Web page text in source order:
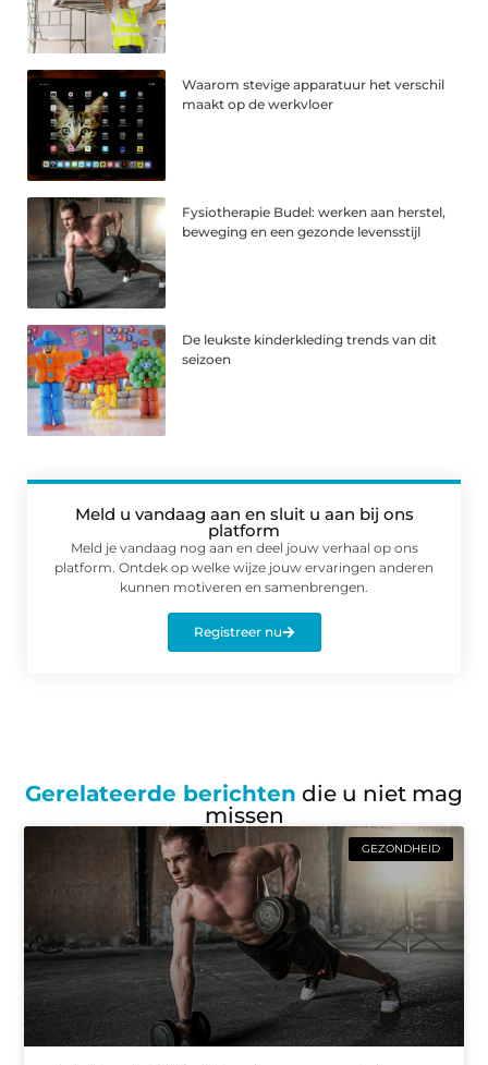
Waarom stevige apparatuur het verschil
maakt op de werkvloer
Fysiotherapie Budel: werken aan herstel,
beweging en een gezonde levensstijl
De leukste kinderkleding trends van dit
seizoen
Meld u vandaag aan en sluit u aan bij ons
platform
Meld je vandaag nog aan en deel jouw verhaal op ons
platform. Ontdek op welke wijze jouw ervaringen anderen
kunnen motiveren en samenbrengen.
Registreer nu
Gerelateerde berichten die u niet mag
missen
GEZONDHEID